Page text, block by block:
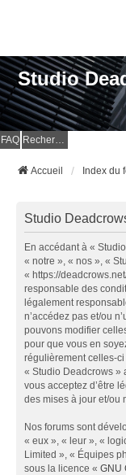
Studio
FAQ Rechercher
Accueil Index du
Studio
En accédant à «
« notre », « nos », «
« https://
responsable des
légalement
n’accédez pas et/ou
pouvons modifier
pour que vous en
régulièrement celles-
« Studio Deadcrows »
vous acceptez d’être
des mises à jour et/ou
Nos forums sont
« eux », « leur », «
Limited », « Équipes
sous la licence « GNU